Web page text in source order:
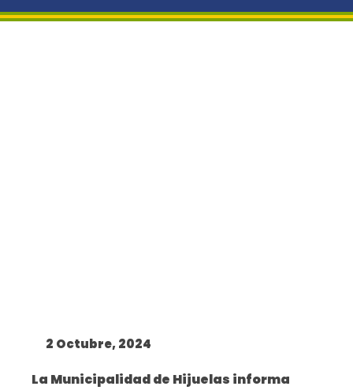
2 Octubre, 2024
La Municipalidad de Hijuelas informa